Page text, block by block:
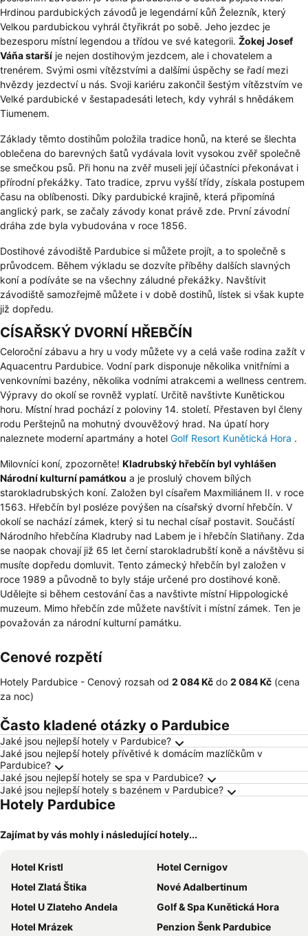
Hrdinou pardubických závodů je legendární kůň Železník, který
Velkou pardubickou vyhrál čtyřikrát po sobě. Jeho jezdec je
bezesporu místní legendou a třídou ve své kategorii. Žokej Josef
Váňa starší je nejen dostihovým jezdcem, ale i chovatelem a
trenérem. Svými osmi vítězstvími a dalšími úspěchy se řadí mezi
hvězdy jezdectví u nás. Svoji kariéru zakončil šestým vítězstvím ve
Velké pardubické v šestapadesáti letech, kdy vyhrál s hnědákem
Tiumenem.
Základy těmto dostihům položila tradice honů, na které se šlechta
oblečena do barevných šatů vydávala lovit vysokou zvěř společně
se smečkou psů. Při honu na zvěř museli její účastníci překonávat i
přírodní překážky. Tato tradice, zprvu vyšší třídy, získala postupem
času na oblíbenosti. Díky pardubické krajině, která připomíná
anglický park, se začaly závody konat právě zde. První závodní
dráha zde byla vybudována v roce 1856.
Dostihové závodiště Pardubice si můžete projít, a to společně s
průvodcem. Během výkladu se dozvíte příběhy dalších slavných
koní a podíváte se na všechny záludné překážky. Navštívit
závodiště samozřejmě můžete i v době dostihů, lístek si však kupte
již dopředu.
CÍSAŘSKÝ DVORNÍ HŘEBČÍN
Celoroční zábavu a hry u vody můžete vy a celá vaše rodina zažít v
Aquacentru Pardubice. Vodní park disponuje několika vnitřními a
venkovními bazény, několika vodními atrakcemi a wellness centrem.
Výpravy do okolí se rovněž vyplatí. Určitě navštivte Kunětickou
horu. Místní hrad pochází z poloviny 14. století. Přestaven byl členy
rodu Perštejnů na mohutný dvouvěžový hrad. Na úpatí hory
naleznete moderní apartmány a hotel Golf Resort Kunětická Hora .
Milovníci koní, zpozorněte! Kladrubský hřebčín byl vyhlášen
Národní kulturní památkou a je proslulý chovem bílých
starokladrubských koní. Založen byl císařem Maxmiliánem II. v roce
1563. Hřebčín byl posléze povýšen na císařský dvorní hřebčín. V
okolí se nachází zámek, který si tu nechal císař postavit. Součástí
Národního hřebčína Kladruby nad Labem je i hřebčín Slatiňany. Zda
se naopak chovají již 65 let černí starokladrubští koně a návštěvu si
musíte dopředu domluvit. Tento zámecký hřebčín byl založen v
roce 1989 a původně to byly stáje určené pro dostihové koně.
Udělejte si během cestování čas a navštivte místní Hippologické
muzeum. Mimo hřebčín zde můžete navštívit i místní zámek. Ten je
považován za národní kulturní památku.
Cenové rozpětí
Hotely Pardubice - Cenový rozsah od ‎2 084 Kč do ‎2 084 Kč (cena
za noc)
Často kladené otázky o Pardubice
Jaké jsou nejlepší hotely v Pardubice?
Jaké jsou nejlepší hotely přívětivé k domácím mazlíčkům v
Pardubice?
Jaké jsou nejlepší hotely se spa v Pardubice?
Jaké jsou nejlepší hotely s bazénem v Pardubice?
Hotely Pardubice
Zajímat by vás mohly i následující hotely...
Hotel Kristl
Hotel Cernigov
Hotel Zlatá Štika
Nové Adalbertinum
Hotel U Zlateho Andela
Golf & Spa Kunětická Hora
Hotel Mrázek
Penzion Šenk Pardubice